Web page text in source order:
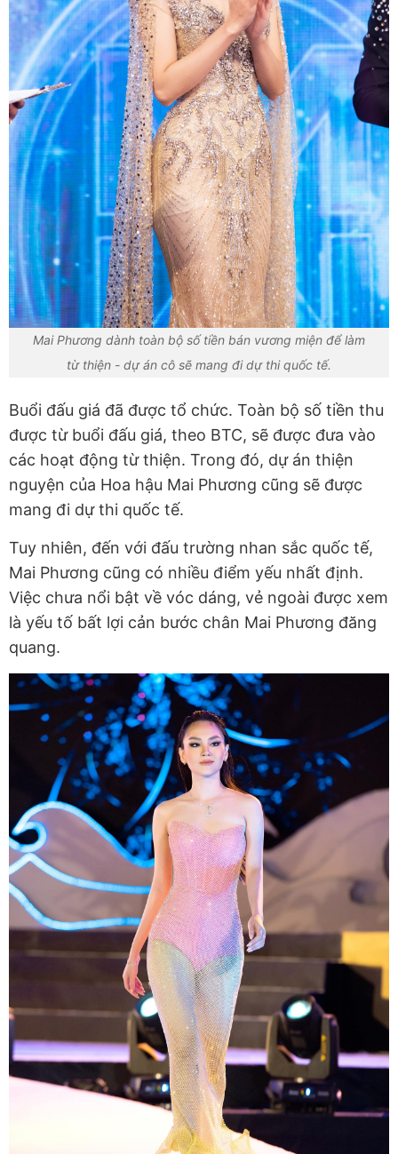
Mai Phương dành toàn bộ số tiền bán vương miện để làm
từ thiện - dự án cô sẽ mang đi dự thi quốc tế.
Buổi đấu giá đã được tổ chức. Toàn bộ số tiền thu
được từ buổi đấu giá, theo BTC, sẽ được đưa vào
các hoạt động từ thiện. Trong đó, dự án thiện
nguyện của Hoa hậu Mai Phương cũng sẽ được
mang đi dự thi quốc tế.
Tuy nhiên, đến với đấu trường nhan sắc quốc tế,
Mai Phương cũng có nhiều điểm yếu nhất định.
Việc chưa nổi bật về vóc dáng, vẻ ngoài được xem
là yếu tố bất lợi cản bước chân Mai Phương đăng
quang.